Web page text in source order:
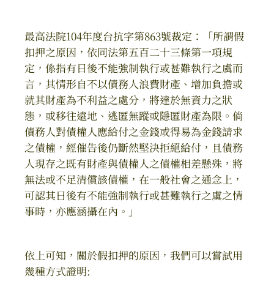
最高法院104年度台抗字第863號裁定：「所謂假
扣押之原因，依同法第五百二十三條第一項規
定，係指有日後不能強制執行或甚難執行之虞而
言，其情形自不以債務人浪費財產、增加負擔或
就其財產為不利益之處分，將達於無資力之狀
態，或移往遠地、逃匿無蹤或隱匿財產為限。倘
債務人對債權人應給付之金錢或得易為金錢請求
之債權，經催告後仍斷然堅決拒絕給付，且債務
人現存之既有財產與債權人之債權相差懸殊，將
無法或不足清償該債權，在一般社會之通念上，
可認其日後有不能強制執行或甚難執行之虞之情
事時，亦應涵攝在內。」
依上可知，關於假扣押的原因，我們可以嘗試用
幾種方式證明: